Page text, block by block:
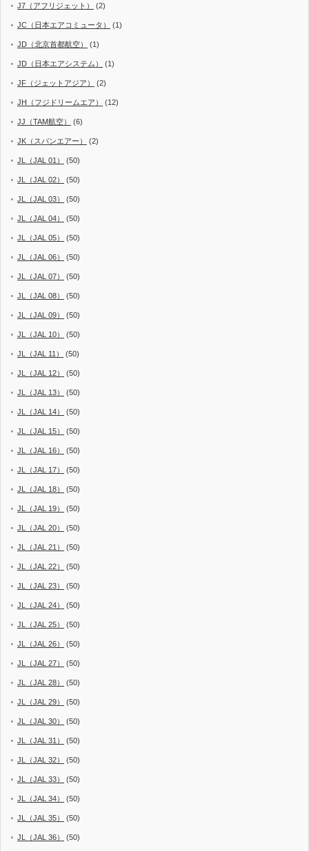
J7（アフリジェット） (2)
JC（日本エアコミュータ） (1)
JD（北京首都航空） (1)
JD（日本エアシステム） (1)
JF（ジェットアジア） (2)
JH（フジドリームエア） (12)
JJ（TAM航空） (6)
JK（スパンエアー） (2)
JL（JAL 01） (50)
JL（JAL 02） (50)
JL（JAL 03） (50)
JL（JAL 04） (50)
JL（JAL 05） (50)
JL（JAL 06） (50)
JL（JAL 07） (50)
JL（JAL 08） (50)
JL（JAL 09） (50)
JL（JAL 10） (50)
JL（JAL 11） (50)
JL（JAL 12） (50)
JL（JAL 13） (50)
JL（JAL 14） (50)
JL（JAL 15） (50)
JL（JAL 16） (50)
JL（JAL 17） (50)
JL（JAL 18） (50)
JL（JAL 19） (50)
JL（JAL 20） (50)
JL（JAL 21） (50)
JL（JAL 22） (50)
JL（JAL 23） (50)
JL（JAL 24） (50)
JL（JAL 25） (50)
JL（JAL 26） (50)
JL（JAL 27） (50)
JL（JAL 28） (50)
JL（JAL 29） (50)
JL（JAL 30） (50)
JL（JAL 31） (50)
JL（JAL 32） (50)
JL（JAL 33） (50)
JL（JAL 34） (50)
JL（JAL 35） (50)
JL（JAL 36） (50)